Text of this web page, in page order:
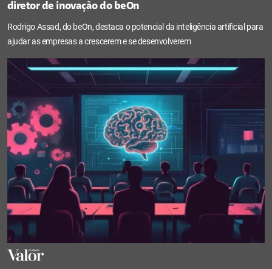
diretor de inovação do beOn
Rodrigo Assad, do beOn, destaca o potencial da inteligência artificial para
ajudar as empresas a crescerem e se desenvolverem